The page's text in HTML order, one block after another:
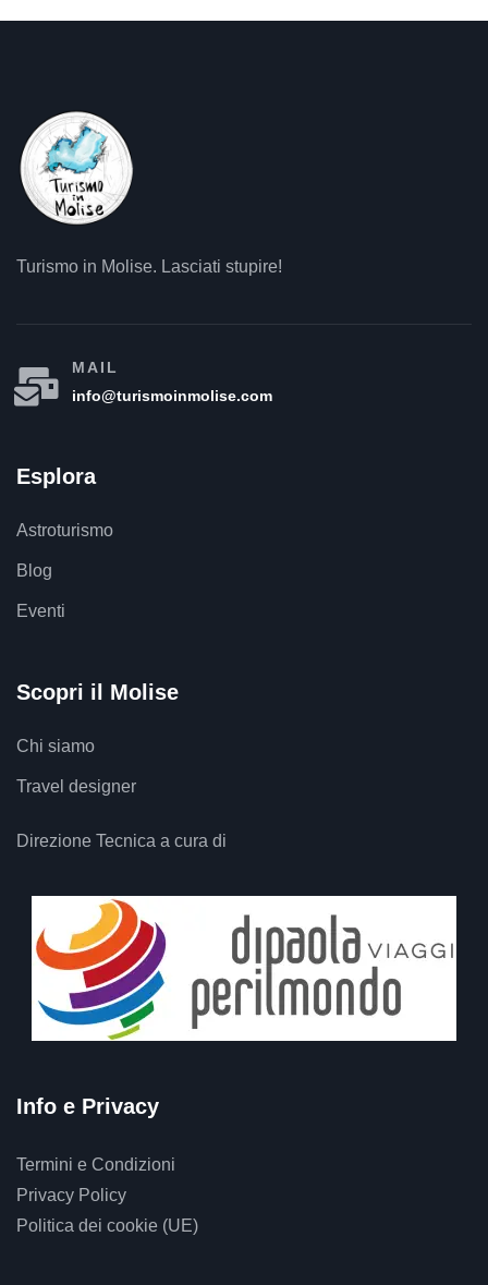
Turismo in Molise. Lasciati stupire!
MAIL
info@turismoinmolise.com
Esplora
Astroturismo
Blog
Eventi
Scopri il Molise
Chi siamo
Travel designer
Direzione Tecnica a cura di
Info e Privacy
Termini e Condizioni
Privacy Policy
Politica dei cookie (UE)